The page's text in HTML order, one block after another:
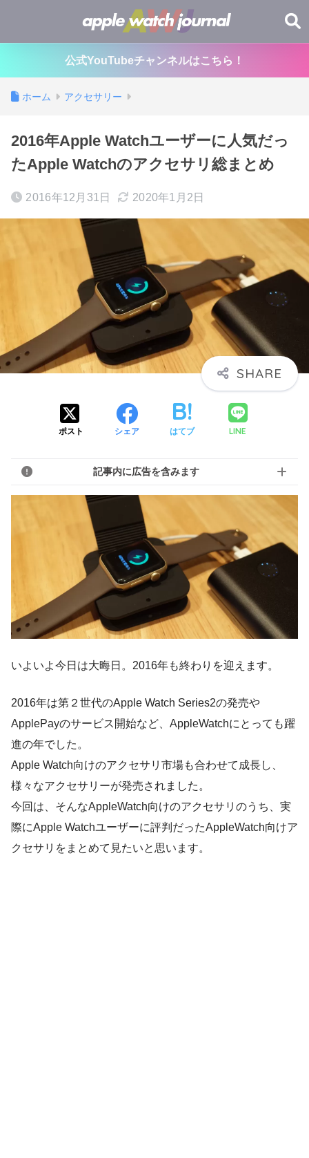
公式YouTubeチャンネルはこちら！
ホーム アクセサリー
2016年Apple Watchユーザーに人気だっ
たApple Watchのアクセサリ総まとめ
2016年12月31日 2020年1月2日
ポスト シェア はてブ LINE
記事内に広告を含みます
いよいよ今日は大晦日。2016年も終わりを迎えます。
2016年は第２世代のApple Watch Series2の発売や
ApplePayのサービス開始など、AppleWatchにとっても躍
進の年でした。
Apple Watch向けのアクセサリ市場も合わせて成長し、
様々なアクセサリーが発売されました。
今回は、そんなAppleWatch向けのアクセサリのうち、実
際にApple Watchユーザーに評判だったAppleWatch向けア
クセサリをまとめて見たいと思います。